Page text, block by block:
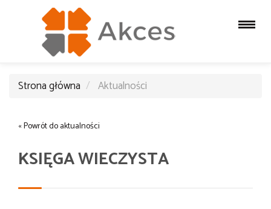
Strona główna Aktualności
« Powrót do aktualności
KSIĘGA WIECZYSTA